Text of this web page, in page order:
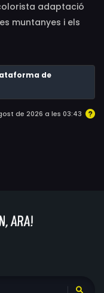
adaptació
muntanyes i els
l'ull de la saviesa,
curiositat per tot el
emprèn un viatge
i instruir-se en el
de
de 2026 a les 03:43